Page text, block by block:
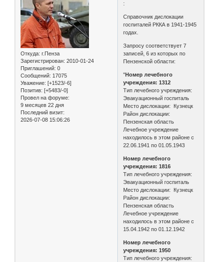
Откуда: г.Пенза
Зарегистрирован: 2010-01-24
Приглашений: 0
Сообщений: 17075
Уважение: [+1523/-6]
Позитив: [+5483/-0]
Провел на форуме:
9 месяцев 22 дня
Последний визит:
2026-07-08 15:06:26
:
Справочник дислокации
госпиталей РККА в 1941-1945
годах.
Запросу соответствует 7
записей, 6 из которых по
Пензенской области:
"Номер лечебного
учреждения: 1312
Тип лечебного учреждения:
Эвакуационный госпиталь
Место дислокации: Кузнецк
Район дислокации:
Пензенская область
Лечебное учреждение
находилось в этом районе с
22.06.1941 по 01.05.1943
Номер лечебного
учреждения: 1816
Тип лечебного учреждения:
Эвакуационный госпиталь
Место дислокации: Кузнецк
Район дислокации:
Пензенская область
Лечебное учреждение
находилось в этом районе с
15.04.1942 по 01.12.1942
Номер лечебного
учреждения: 1950
Тип лечебного учреждения: